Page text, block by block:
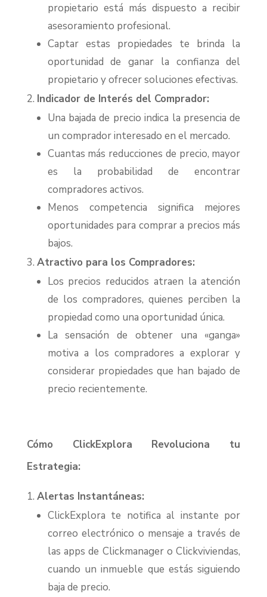
propietario está más dispuesto a recibir
asesoramiento profesional.
Captar estas propiedades te brinda la
oportunidad de ganar la confianza del
propietario y ofrecer soluciones efectivas.
Indicador de Interés del Comprador:
Una bajada de precio indica la presencia de
un comprador interesado en el mercado.
Cuantas más reducciones de precio, mayor
es la probabilidad de encontrar
compradores activos.
Menos competencia significa mejores
oportunidades para comprar a precios más
bajos.
Atractivo para los Compradores:
Los precios reducidos atraen la atención
de los compradores, quienes perciben la
propiedad como una oportunidad única.
La sensación de obtener una «ganga»
motiva a los compradores a explorar y
considerar propiedades que han bajado de
precio recientemente.
Cómo ClickExplora Revoluciona tu
Estrategia:
Alertas Instantáneas:
ClickExplora te notifica al instante por
correo electrónico o mensaje a través de
las apps de Clickmanager o Clickviviendas,
cuando un inmueble que estás siguiendo
baja de precio.